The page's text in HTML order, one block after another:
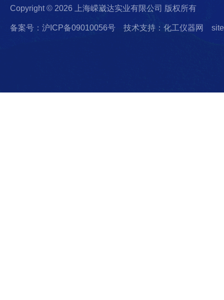
Copyright © 2026 上海嵘崴达实业有限公司 版权所有
备案号：沪ICP备09010056号 技术支持：化工仪器网